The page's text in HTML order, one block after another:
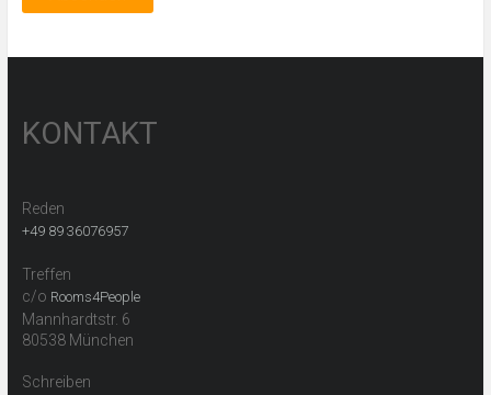
KONTAKT
Reden
+49 89 36076957
Treffen
c/o Rooms4People
Mannhardtstr. 6
80538 München
Schreiben